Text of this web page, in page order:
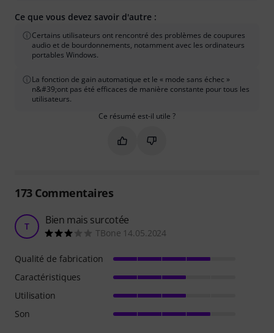
Ce que vous devez savoir d'autre :
Certains utilisateurs ont rencontré des problèmes de coupures
audio et de bourdonnements, notamment avec les ordinateurs
portables Windows.
La fonction de gain automatique et le « mode sans échec »
n&#39;ont pas été efficaces de manière constante pour tous les
utilisateurs.
Ce résumé est-il utile ?
Marquer ce résumé comme utile
Marquer ce résumé comme
173Commentaires
T Bien mais surcotée
TBone 14.05.2024
Qualité de fabrication
Caractéristiques
Utilisation
Son